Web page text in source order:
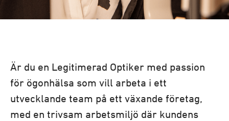
Är du en Legitimerad Optiker med passion
för ögonhälsa som vill arbeta i ett
utvecklande team på ett växande företag,
med en trivsam arbetsmiljö där kundens